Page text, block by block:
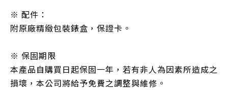
※ 配件：
附原廠精緻包裝錶盒，保證卡。
※ 保固期限
本產品自購買日起保固一年，若有非人為因素所造成之
損壞，本公司將給予免費之調整與維修。